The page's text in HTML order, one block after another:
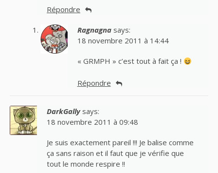
Répondre
Ragnagna says:
18 novembre 2011 à 14:44
« GRMPH » c’est tout à fait ça !
Répondre
DarkGally says:
18 novembre 2011 à 09:48
Je suis exactement pareil !!! Je balise comme
ça sans raison et il faut que je vérifie que
tout le monde respire !!